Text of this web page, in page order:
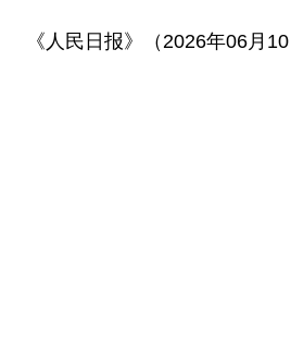
《人民日报》（2026年06月